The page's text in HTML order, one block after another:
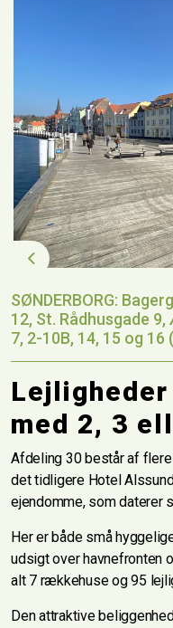
Previous
SØNDERBORG:
12, St. Rådhusgade
7, 2-10B, 14, 15 og 16
med 2, 3
Afdeling 30 består af
det tidligere Hotel
ejendomme, som daterer
Her er både små
udsigt over havnefronten
alt 7 rækkehuse og 95
Den attraktive